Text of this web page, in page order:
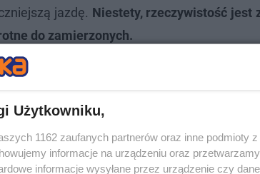
jazdę. Niestety, rzeczywistość jest
do zamierzonych.
Użytkowniku,
1162 zaufanych partnerów oraz inne podmioty
informacje na urządzeniu oraz
informacje wysyłane przez urządzenie czy